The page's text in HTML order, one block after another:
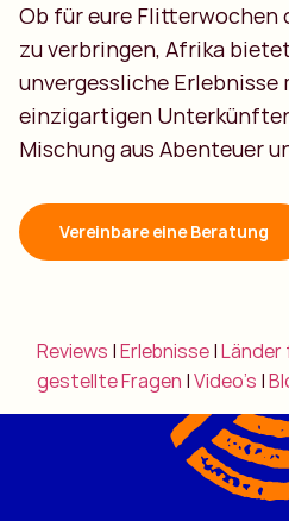
Ob für eure Flitterwochen
zu verbringen, Afrika
unvergessliche Erlebnisse
einzigartigen
Mischung aus Abenteuer
Vereinbare eine Beratung
Reviews |Erlebnisse|Länder
gestellte Fragen |Video's |